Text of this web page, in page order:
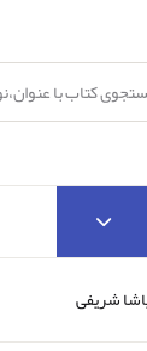
شریفی